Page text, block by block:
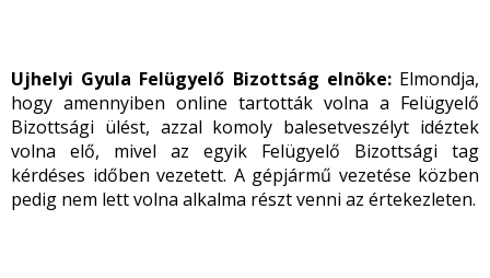
Ujhelyi Gyula Felügyelő Bizottság elnöke: Elmondja,
hogy amennyiben online tartották volna a Felügyelő
Bizottsági ülést, azzal komoly balesetveszélyt idéztek
volna elő, mivel az egyik Felügyelő Bizottsági tag
kérdéses időben vezetett. A gépjármű vezetése közben
pedig nem lett volna alkalma részt venni az értekezleten.